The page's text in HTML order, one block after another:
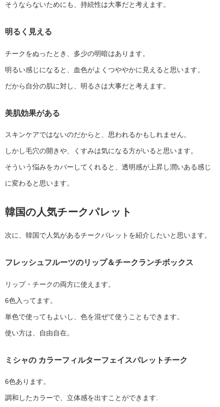
そうならないためにも、持続性は大事だと考えます。
明るく見える
チークをぬったとき、多少の明暗はあります。
明るい感じになると、血色がよくつややかに見えると思います。
だから自分の肌に対し、明るさは大事だと考えます。
美肌効果がある
スキンケアではないのだからと、思われるかもしれません。
しかし毛穴の開きや、くすみは気になる方がいると思います。
そういう悩みをカバーしてくれると、透明感が上昇し潤いある感じ
に変わると思います。
韓国の人気チークパレット
次に、韓国で人気があるチークパレットを紹介したいと思います。
フレッシュフルーツのリップ＆チークランチボックス
リップ・チークの両方に使えます。
6色入ってます。
単色で使ってもよいし、色を混ぜて使うこともできます。
使い方は、自由自在。
ミシャの カラーフィルターフェイスパレットチーク
6色あります。
調和したカラーで、立体感を出すことができます.